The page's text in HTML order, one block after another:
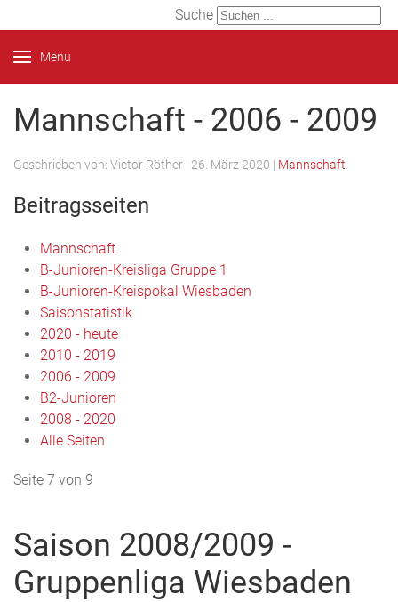
Suche
Menu
Mannschaft - 2006 - 2009
Geschrieben von: Victor Röther | 26. März 2020 | Mannschaft
Beitragsseiten
Mannschaft
B-Junioren-Kreisliga Gruppe 1
B-Junioren-Kreispokal Wiesbaden
Saisonstatistik
2020 - heute
2010 - 2019
2006 - 2009
B2-Junioren
2008 - 2020
Alle Seiten
Seite 7 von 9
Saison 2008/2009 -
Gruppenliga Wiesbaden